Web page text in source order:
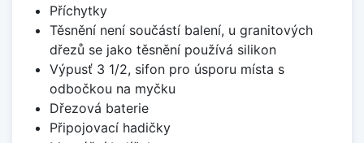
Příchytky
Těsnění není součástí balení, u granitových
dřezů se jako těsnění používá silikon
Výpusť 3 1/2, sifon pro úsporu místa s
odbočkou na myčku
Dřezová baterie
Připojovací hadičky